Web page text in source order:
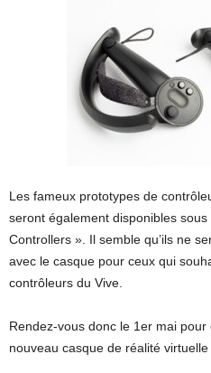
Les fameux prototypes de
seront également disponibles
Controllers ». Il semble qu’ils ne
avec le casque pour ceux qui
contrôleurs du Vive.
Rendez-vous donc le 1er mai
nouveau casque de réalité virtuelle